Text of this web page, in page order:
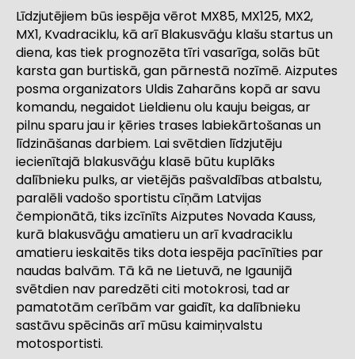
Līdzjutējiem būs iespēja vērot MX85, MX125, MX2,
MX1, Kvadraciklu, kā arī Blakusvāģu klašu startus un
diena, kas tiek prognozēta tīri vasarīga, solās būt
karsta gan burtiskā, gan pārnestā nozīmē. Aizputes
posma organizators Uldis Zaharāns kopā ar savu
komandu, negaidot Lieldienu olu kauju beigas, ar
pilnu sparu jau ir ķēries trases labiekārtošanas un
līdzināšanas darbiem. Lai svētdien līdzjutēju
iecienītajā blakusvāģu klasē būtu kuplāks
dalībnieku pulks, ar vietējās pašvaldības atbalstu,
paralēli vadošo sportistu cīņām Latvijas
čempionātā, tiks izcīnīts Aizputes Novada Kauss,
kurā blakusvāģu amatieru un arī kvadraciklu
amatieru ieskaitēs tiks dota iespēja pacīnīties par
naudas balvām. Tā kā ne Lietuvā, ne Igaunijā
svētdien nav paredzēti citi motokrosi, tad ar
pamatotām cerībām var gaidīt, ka dalībnieku
sastāvu spēcinās arī mūsu kaimiņvalstu
motosportisti.